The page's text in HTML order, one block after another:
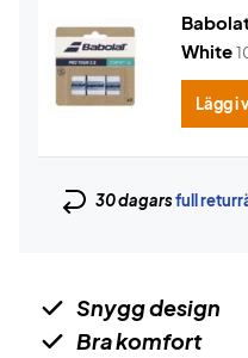
White
Lägg i
30 dagarsfull
Snygg design
Bra komfort